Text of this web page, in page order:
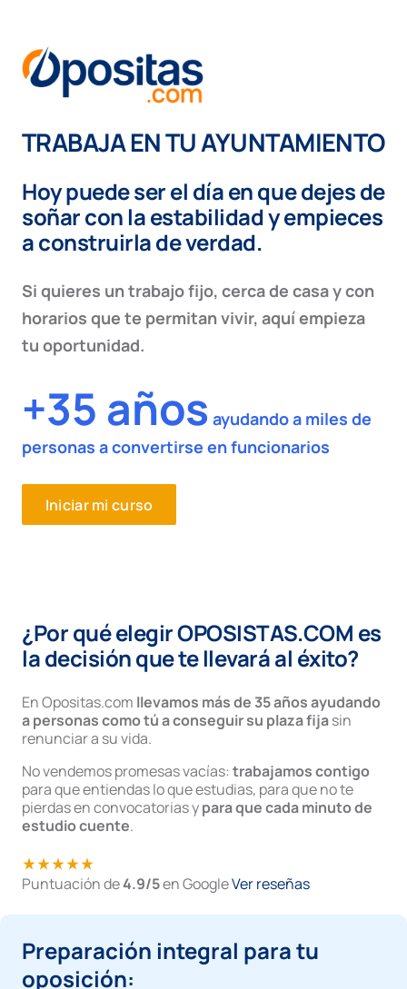
TRABAJA EN TU AYUNTAMIENTO
Hoy puede ser el día en que dejes de
soñar con la estabilidad y empieces
a construirla de verdad.
Si quieres un trabajo fijo, cerca de casa y con
horarios que te permitan vivir, aquí empieza
tu oportunidad.
+35 años ayudando a miles de
personas a convertirse en funcionarios
Iniciar mi curso
¿Por qué elegir OPOSISTAS.COM es
la decisión que te llevará al éxito?
En Opositas.com llevamos más de 35 años ayudando
a personas como tú a conseguir su plaza fijasin
renunciar a su vida.
No vendemos promesas vacías: trabajamos contigo
para que entiendas lo que estudias, para que no te
pierdas en convocatorias ypara que cada minuto de
estudio cuente.
star_ratestar_ratestar_ratestar_ratestar_rate
Puntuación de4.9/5en GoogleVer reseñas
Preparación integral para tu
oposición: